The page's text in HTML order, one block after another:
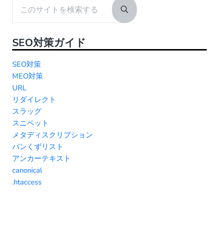
Submit search
SEO対策ガイド
SEO対策
MEO対策
URL
リダイレクト
スラッグ
スニペット
メタディスクリプション
パンくずリスト
アンカーテキスト
canonical
.htaccess